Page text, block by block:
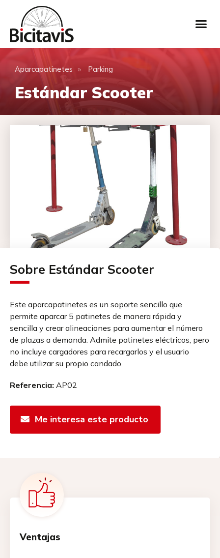
Aparcapatinetes » Parking
Estándar Scooter
Sobre Estándar Scooter
Este aparcapatinetes es un soporte sencillo que
permite aparcar 5 patinetes de manera rápida y
sencilla y crear alineaciones para aumentar el número
de plazas a demanda. Admite patinetes eléctricos, pero
no incluye cargadores para recargarlos y el usuario
debe utilizar su propio candado.
Referencia: AP02
Me interesa este producto
Ventajas